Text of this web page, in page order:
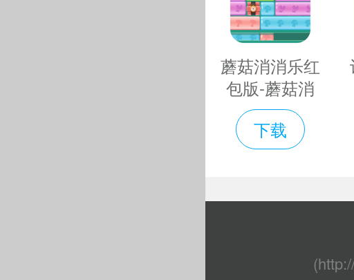
起愤怒的小鸟，
百战天虫2末
--萌虫的战斗生涯
游戏中一个个
丰富的排名成
蘑菇消消乐红
包版-蘑菇消
消乐游戏免费
下载v1.0.3最
新版
下载